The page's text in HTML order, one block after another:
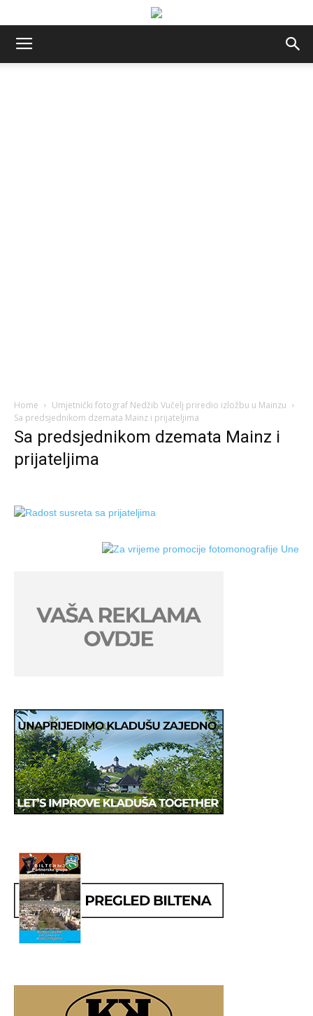
Home
Umjetnički fotograf Nedžib Vučelj priredio izložbu u Mainzu
Sa predsjednikom dzemata Mainz i prijateljima
Sa predsjednikom dzemata Mainz i
prijateljima